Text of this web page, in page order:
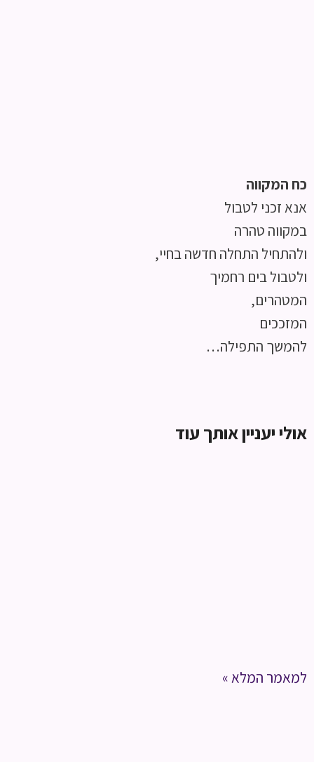
כח המקווה
אנא זכני לטבול
במקווה טהרה
ולהתחיל התחלה חדשה בחיי,
ולטבול בים רחמיך
המטהרים,
המזככים
להמשך התפילה…
אולי יעניין אותך עוד
למאמר המלא »